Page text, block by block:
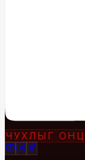
ЧУХЛЫГ